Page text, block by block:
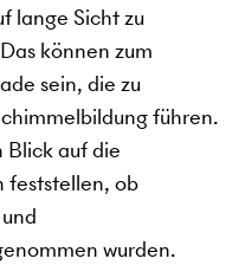
lange Sicht zu
können zum
sein, die zu
führen.
auf die
feststellen, ob
wurden.